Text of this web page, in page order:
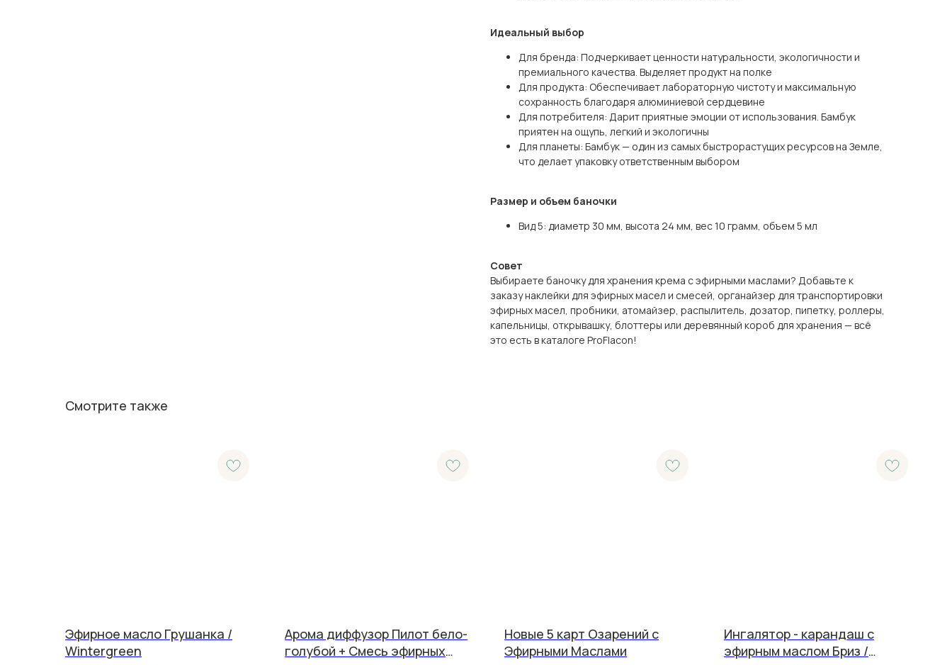
Идеальный выбор
Для бренда: Подчеркивает ценности натуральности, экологичности и
премиального качества. Выделяет продукт на полке
Для продукта: Обеспечивает лабораторную чистоту и максимальную
сохранность благодаря алюминиевой сердцевине
Для потребителя: Дарит приятные эмоции от использования. Бамбук
приятен на ощупь, легкий и экологичны
Для планеты: Бамбук — один из самых быстрорастущих ресурсов на Земле,
что делает упаковку ответственным выбором
Размер и объем баночки
Вид 5: диаметр 30 мм, высота 24 мм, вес 10 грамм, объем 5 мл
Совет
Выбираете баночку для хранения крема с эфирными маслами? Добавьте к
заказу наклейки для эфирных масел и смесей, органайзер для транспортировки
эфирных масел, пробники, атомайзер, распылитель, дозатор, пипетку, роллеры,
капельницы, открывашку, блоттеры или деревянный короб для хранения — всё
это есть в каталоге ProFlacon!
Смотрите также
Эфирное масло Грушанка /
Wintergreen
Арома диффузор Пилот бело-
голубой + Смесь эфирных
Новые 5 карт Озарений с
Эфирными Маслами
Ингалятор - карандаш с
эфирным маслом Бриз /